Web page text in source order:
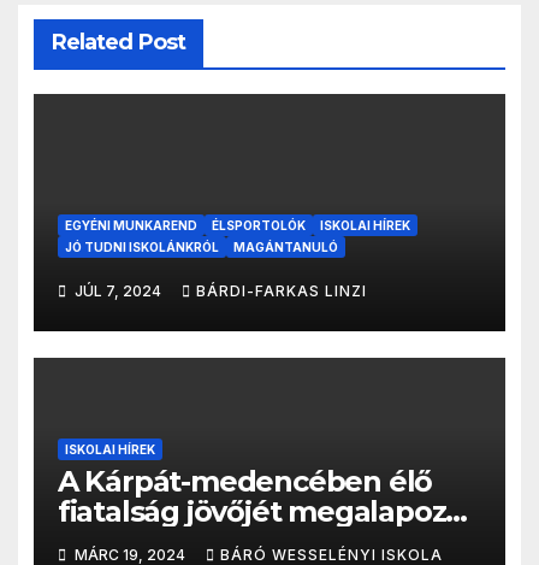
Related Post
EGYÉNI MUNKAREND ÉLSPORTOLÓK
ISKOLAI HÍREK
JÓ TUDNI ISKOLÁNKRÓL
MAGÁNTANULÓ
JÚL 7, 2024 BÁRDI-FARKAS LINZI
ISKOLAI HÍREK
A Kárpát-medencében élő
fiatalság jövőjét megalapozó
partnerség született
MÁRC 19, 2024 BÁRÓ WESSELÉNYI ISKOLA